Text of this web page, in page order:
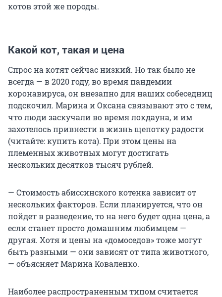
котов этой же породы.
Какой кот, такая и цена
Спрос на котят сейчас низкий. Но так было не
всегда — в 2020 году, во время пандемии
коронавируса, он внезапно для наших собеседниц
подскочил. Марина и Оксана связывают это с тем,
что люди заскучали во время локдауна, и им
захотелось привнести в жизнь щепотку радости
(читайте: купить кота). При этом цены на
племенных животных могут достигать
нескольких десятков тысяч рублей.
— Стоимость абиссинского котенка зависит от
нескольких факторов. Если планируется, что он
пойдет в разведение, то на него будет одна цена, а
если станет просто домашним любимцем —
другая. Хотя и цены на «домоседов» тоже могут
быть разными — они зависят от типа животного,
— объясняет Марина Коваленко.
Наиболее распространенным типом считается